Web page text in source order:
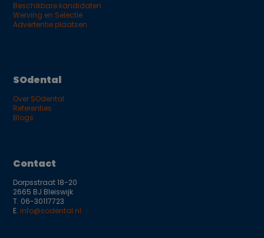
Beschikbare kandidaten
Werving en Selectie
Advertentie plaatsen
SOdental
Over SOdental
Referenties
Blogs
Contact
Dorpsstraat 18-20
2665 BJ Bleiswijk
T. 06-30117723
E. info@sodental.nl